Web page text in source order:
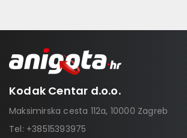
Kodak Centar d.o.o.
Maksimirska cesta 112a, 10000 Zagreb
Tel: +38515393975